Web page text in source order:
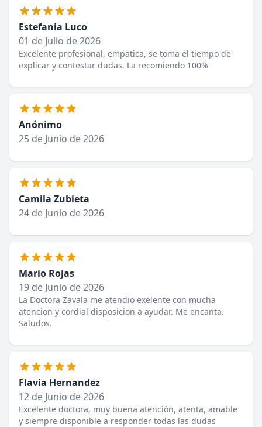
Estefania Luco
01 de Julio de 2026
Excelente profesional, empatica, se toma el tiempo de
explicar y contestar dudas. La recomiendo 100%
Anónimo
25 de Junio de 2026
Camila Zubieta
24 de Junio de 2026
Mario Rojas
19 de Junio de 2026
La Doctora Zavala me atendio exelente con mucha
atencion y cordial disposicion a ayudar. Me encanta.
Saludos.
Flavia Hernandez
12 de Junio de 2026
Excelente doctora, muy buena atención, atenta, amable
y siempre disponible a responder todas las dudas